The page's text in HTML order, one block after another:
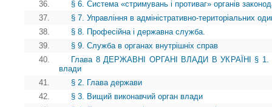
36.
§ 6. Система «стримувань і противаг» органів
37.
§ 7. Управління в адміністративно-територіальних
38.
§ 8. Професійна і державна служба.
39.
§ 9. Служба в органах внутрішніх справ
40.
Глава 8 ДЕРЖАВНІ ОРГАНІ ВЛАДИ В УКРАЇНІ § 1.
влади
41.
§ 2. Глава держави
42.
§ 3. Вищий виконавчий орган влади